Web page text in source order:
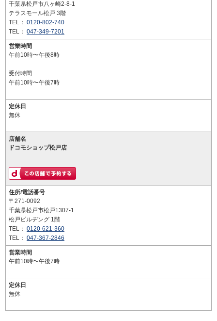
千葉県松戸市八ヶ崎2-8-1
テラスモール松戸 3階
TEL： 0120-802-740
TEL： 047-349-7201
営業時間
午前10時〜午後8時
受付時間
午前10時〜午後7時
定休日
無休
店舗名
ドコモショップ松戸店
住所/電話番号
〒271-0092
千葉県松戸市松戸1307-1
松戸ビルヂング 1階
TEL： 0120-621-360
TEL： 047-367-2846
営業時間
午前10時〜午後7時
定休日
無休